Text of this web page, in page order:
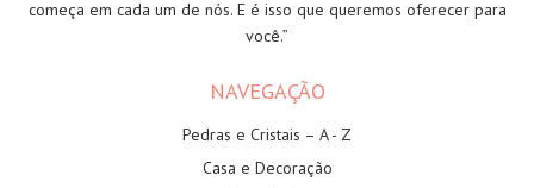
começa em cada um de nós. E é isso que queremos oferecer para
você.”
NAVEGAÇÃO
Pedras e Cristais – A - Z
Casa e Decoração